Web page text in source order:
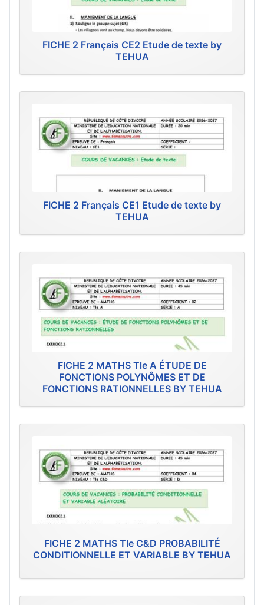
FICHE 2 Français CE2 Etude de texte by
TEHUA
FICHE 2 Français CE1 Etude de texte by
TEHUA
FICHE 2 MATHS Tle A ÉTUDE DE
FONCTIONS POLYNÔMES ET DE
FONCTIONS RATIONNELLES BY TEHUA
FICHE 2 MATHS Tle C&D PROBABILITÉ
CONDITIONNELLE ET VARIABLE BY TEHUA